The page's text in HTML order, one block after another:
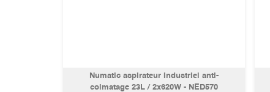
Numatic aspirateur industriel anti-
colmatage 23L / 2x620W - NED570